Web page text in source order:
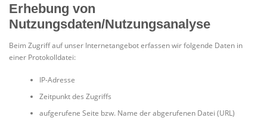
Erhebung von
Nutzungsdaten/Nutzungsanalyse
Beim Zugriff auf unser Internetangebot erfassen wir folgende Daten in
einer Protokolldatei:
IP-Adresse
Zeitpunkt des Zugriffs
aufgerufene Seite bzw. Name der abgerufenen Datei (URL)